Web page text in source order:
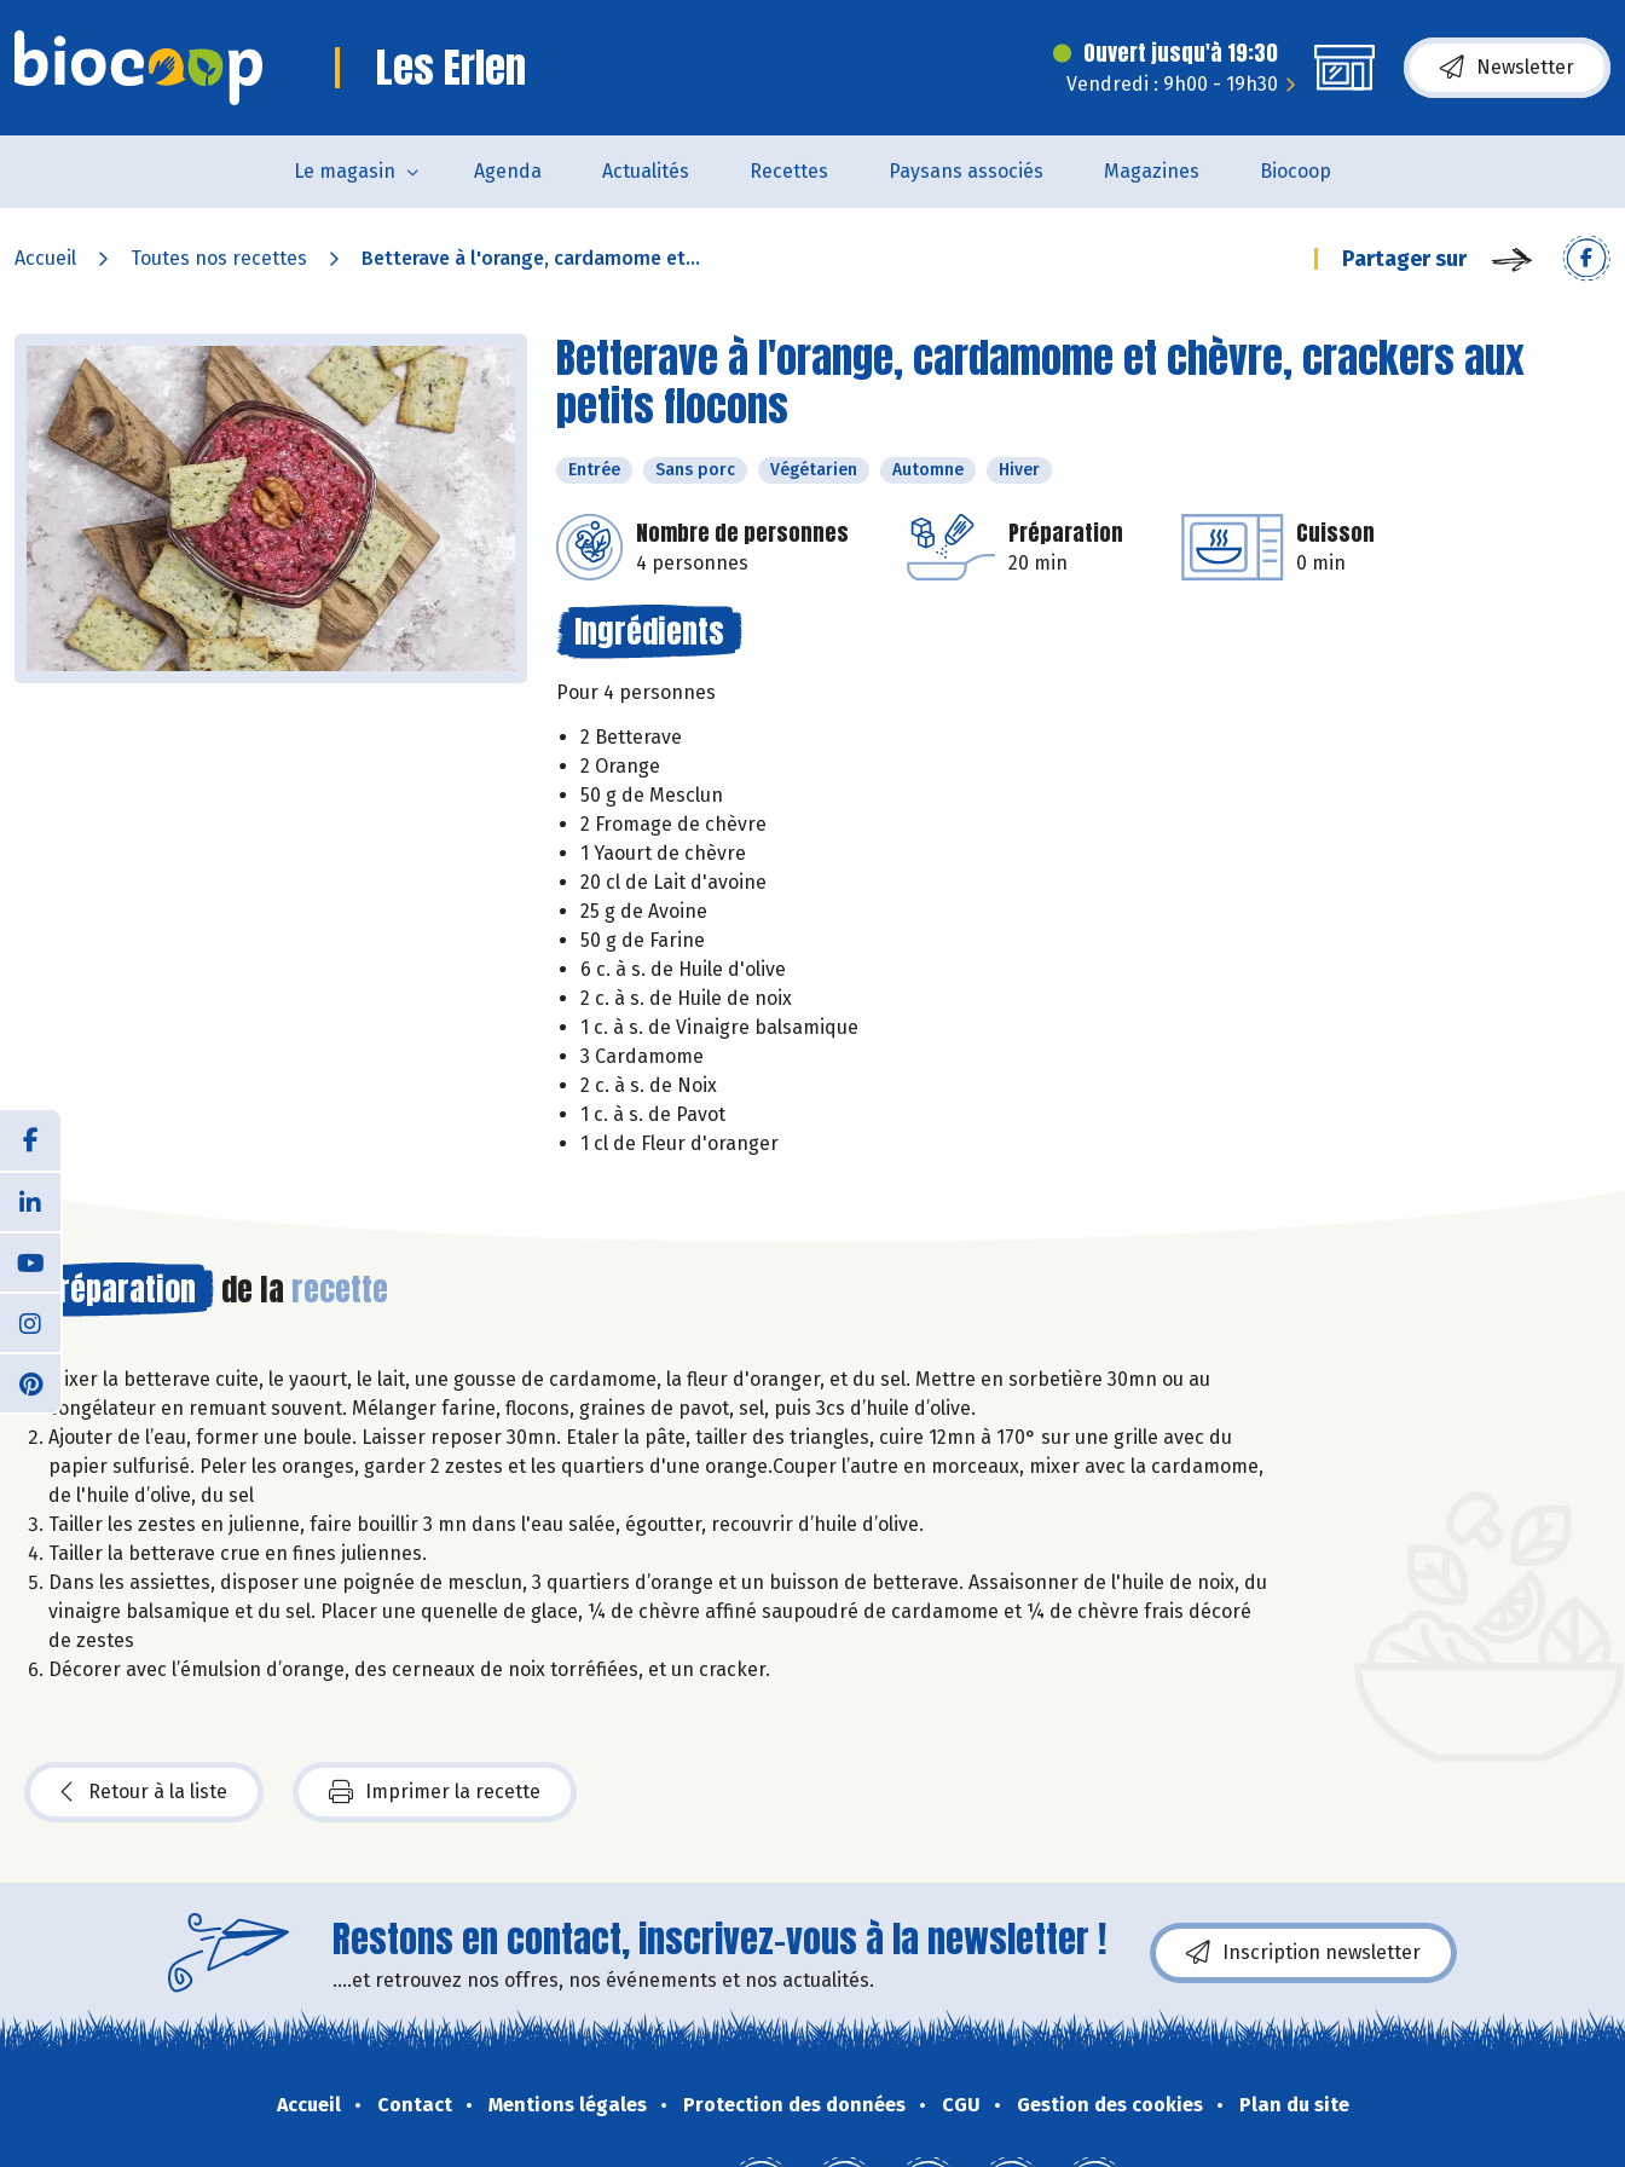
Les Erlen Ouvert jusqu'à 19:30
Vendredi : 9h00 - 19h30
Newsletter
Le magasin Agenda Actualités Recettes Paysans associés Magazines Biocoop
Accueil Toutes nos recettes Betterave à l'orange, cardamome et... Partager sur
Betterave à l'orange, cardamome et chèvre, crackers aux
petits flocons
Entrée Sans porc Végétarien Automne Hiver
Nombre de personnes
4 personnes
Préparation
20 min
Cuisson
0 min
Ingrédients
Pour 4 personnes
2 Betterave
2 Orange
50 g de Mesclun
2 Fromage de chèvre
1 Yaourt de chèvre
20 cl de Lait d'avoine
25 g de Avoine
50 g de Farine
6 c. à s. de Huile d'olive
2 c. à s. de Huile de noix
1 c. à s. de Vinaigre balsamique
3 Cardamome
2 c. à s. de Noix
1 c. à s. de Pavot
1 cl de Fleur d'oranger
Préparation de la recette
Mixer la betterave cuite, le yaourt, le lait, une gousse de cardamome, la fleur d'oranger, et du sel. Mettre en sorbetière 30mn ou au
congélateur en remuant souvent. Mélanger farine, flocons, graines de pavot, sel, puis 3cs d’huile d’olive.
Ajouter de l’eau, former une boule. Laisser reposer 30mn. Etaler la pâte, tailler des triangles, cuire 12mn à 170° sur une grille avec du
papier sulfurisé. Peler les oranges, garder 2 zestes et les quartiers d'une orange.Couper l’autre en morceaux, mixer avec la cardamome,
de l'huile d’olive, du sel
Tailler les zestes en julienne, faire bouillir 3 mn dans l'eau salée, égoutter, recouvrir d’huile d’olive.
Tailler la betterave crue en fines juliennes.
Dans les assiettes, disposer une poignée de mesclun, 3 quartiers d’orange et un buisson de betterave. Assaisonner de l'huile de noix, du
vinaigre balsamique et du sel. Placer une quenelle de glace, ¼ de chèvre affiné saupoudré de cardamome et ¼ de chèvre frais décoré
de zestes
Décorer avec l’émulsion d’orange, des cerneaux de noix torréfiées, et un cracker.
Retour à la liste Imprimer la recette
Restons en contact, inscrivez-vous à la newsletter !
....et retrouvez nos offres, nos événements et nos actualités.
Inscription newsletter
Accueil Contact Mentions légales Protection des données CGU Gestion des cookies Plan du site